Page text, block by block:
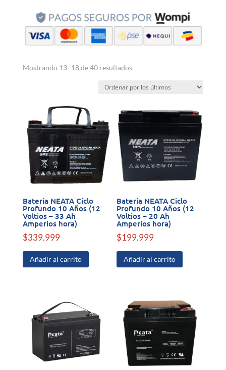
Mostrando 13–18 de 40 resultadosOrdenado
los
Batería NEATA Ciclo
Profundo 10 Años (12
Voltios – 33 Ah
Amperios hora)
$339.999
Añadir al carrito
Batería NEATA Ciclo
Profundo 10 Años (12
Voltios – 20 Ah
Amperios hora)
$199.999
Añadir al carrito